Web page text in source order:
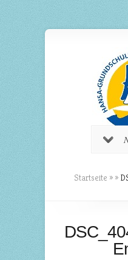
Startseite » »